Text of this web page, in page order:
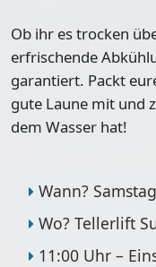
Ob ihr es trocken
erfrischende
garantiert. Packt
gute Laune mit und
dem Wasser hat!
Wann?
Wo? Tellerlift
11:00 Uhr –